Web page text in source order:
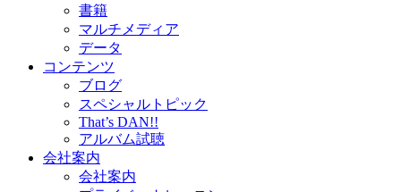
書籍
マルチメディア
データ
コンテンツ
ブログ
スペシャルトピック
That’s DAN!!
アルバム試聴
会社案内
会社案内